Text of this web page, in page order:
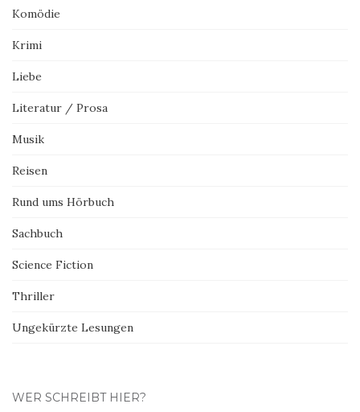
Komödie
Krimi
Liebe
Literatur / Prosa
Musik
Reisen
Rund ums Hörbuch
Sachbuch
Science Fiction
Thriller
Ungekürzte Lesungen
WER SCHREIBT HIER?